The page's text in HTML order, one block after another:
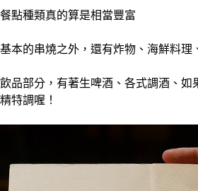
餐點種類真的算是相當豐富
基本的串燒之外，還有炸物、海鮮料理
飲品部分，有著生啤酒、各式調酒、如
精特調喔！